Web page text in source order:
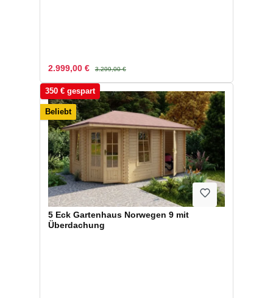
Verkaufspreis:
2.999,00 € Regulärer Preis:
3.299,00 €
350 € gespart
Beliebt
5 Eck Gartenhaus Norwegen 9 mit
Überdachung